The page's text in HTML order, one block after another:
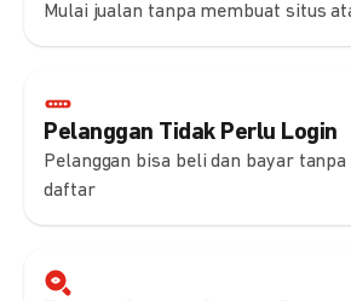
Mulai jualan tanpa membuat situs
Pelanggan Tidak Perlu Login
Pelanggan bisa beli dan bayar
daftar